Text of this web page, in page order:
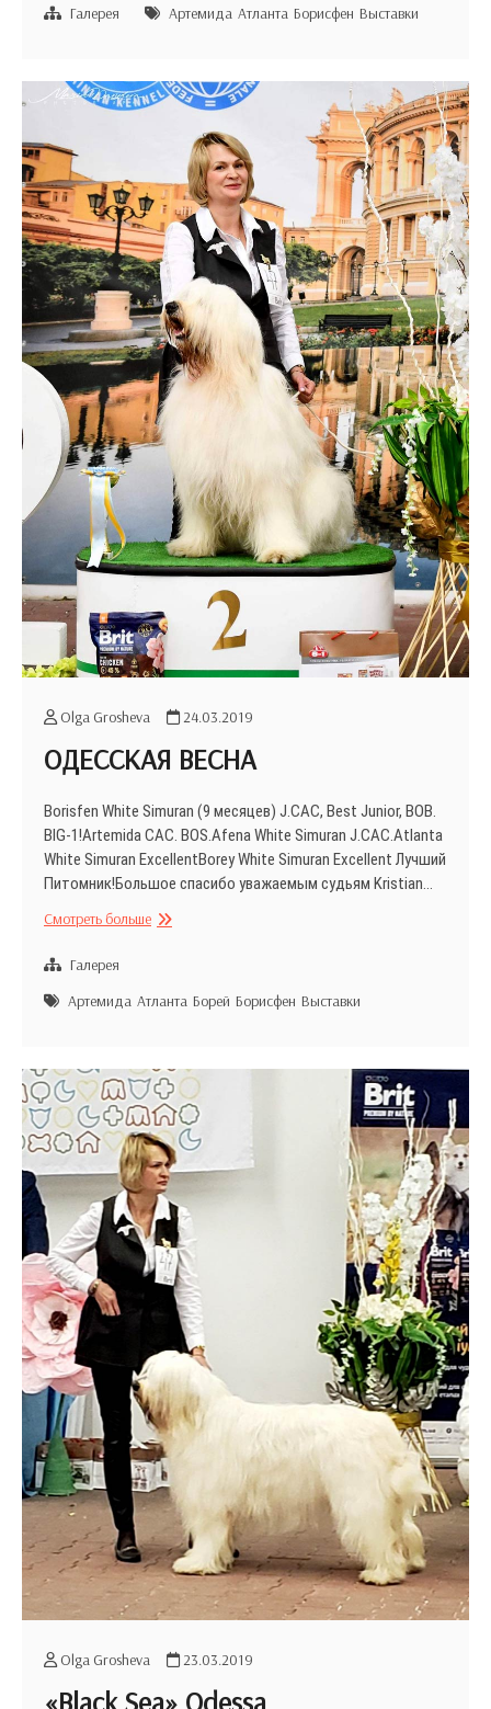
Wels
Галерея Артемида Атланта Борисфен Выставки
Olga Grosheva 24.03.2019
ОДЕССКАЯ ВЕСНА
Borisfen White Simuran (9 месяцев) J.CAC, Best Junior, BOB.
BIG-1!Artemida CAC. BOS.Afena White Simuran J.CAC.Atlanta
White Simuran ExcellentBorey White Simuran Excellent Лучший
Питомник!Большое спасибо уважаемым судьям Kristian…
Смотреть большеОДЕССКАЯ
Галерея
Артемида Атланта Борей Борисфен Выставки
Olga Grosheva 23.03.2019
«Black Sea» Odessa